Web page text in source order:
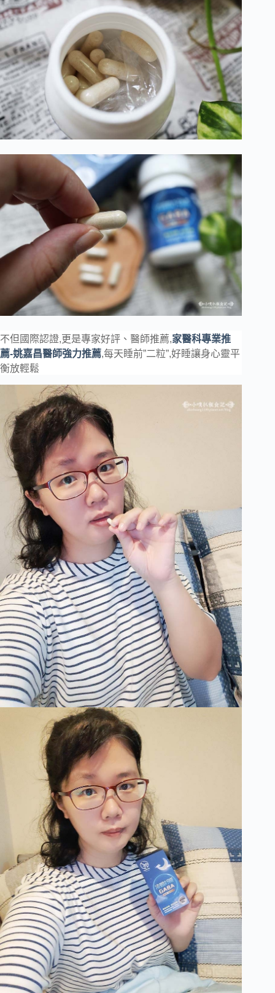
不但國際認證,更是專家好評、醫師推薦,家醫科專業推
薦-姚嘉昌醫師強力推薦,每天睡前”二粒”,好睡讓身心靈平
衡放輕鬆